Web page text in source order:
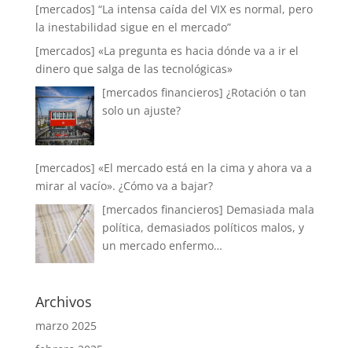
[mercados] “La intensa caída del VIX es normal, pero
la inestabilidad sigue en el mercado”
[mercados] «La pregunta es hacia dónde va a ir el
dinero que salga de las tecnológicas»
[mercados financieros] ¿Rotación o tan
solo un ajuste?
[mercados] «El mercado está en la cima y ahora va a
mirar al vacío». ¿Cómo va a bajar?
[mercados financieros] Demasiada mala
política, demasiados políticos malos, y
un mercado enfermo…
Archivos
marzo 2025